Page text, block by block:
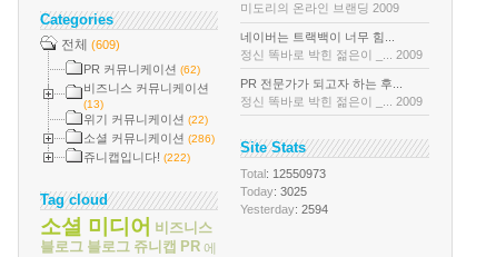
Categories
전체 (609)
PR 커뮤니케이션 (62)
비즈니스 커뮤니케이션
(13)
위기 커뮤니케이션 (22)
소셜 커뮤니케이션 (286)
쥬니캡입니다! (222)
Tag cloud
소셜 미디어 비즈니스
블로그 블로그 쥬니캡 PR 에
미도리의 온라인 브랜딩 2009
네이버는 트랙백이 너무 힘...
정신 똑바로 박힌 젊은이 _... 2009
PR 전문가가 되고자 하는 후...
정신 똑바로 박힌 젊은이 _... 2009
Site Stats
Total: 12550973
Today: 3025
Yesterday: 2594